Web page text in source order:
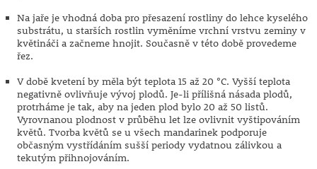
Na jaře je vhodná doba pro přesazení rostliny do lehce kyselého
substrátu, u starších rostlin vyměníme vrchní vrstvu zeminy v
květináči a začneme hnojit. Současně v této době provedeme
řez.
V době kvetení by měla být teplota 15 až 20 °C. Vyšší teplota
negativně ovlivňuje vývoj plodů. Je-li přílišná násada plodů,
protrháme je tak, aby na jeden plod bylo 20 až 50 listů.
Vyrovnanou plodnost v průběhu let lze ovlivnit vyštipováním
květů. Tvorba květů se u všech mandarinek podporuje
občasným vystřídáním sušší periody vydatnou zálivkou a
tekutým přihnojováním.